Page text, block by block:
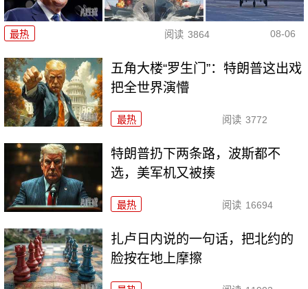
最热 阅读 3864 08-06
五角大楼“罗生门”：特朗普这出戏
把全世界演懵
最热 阅读 3772
特朗普扔下两条路，波斯都不
选，美军机又被揍
最热 阅读 16694
扎卢日内说的一句话，把北约的
脸按在地上摩擦